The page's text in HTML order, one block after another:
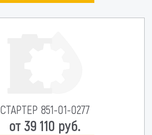
СТАРТЕР 851-01-0277
от 39 110 руб.